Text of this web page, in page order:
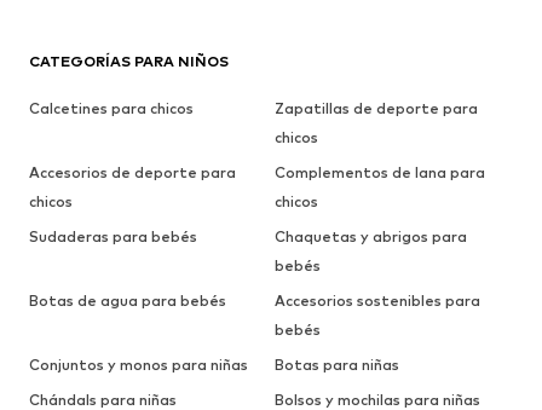
CATEGORÍAS PARA NIÑOS
Calcetines para chicos
Zapatillas de deporte para
chicos
Accesorios de deporte para
chicos
Complementos de lana para
chicos
Sudaderas para bebés
Chaquetas y abrigos para
bebés
Botas de agua para bebés
Accesorios sostenibles para
bebés
Conjuntos y monos para niñas
Botas para niñas
Chándals para niñas
Bolsos y mochilas para niñas